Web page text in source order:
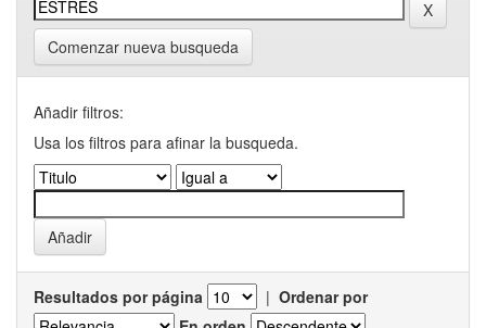
Comenzar nueva busqueda
Añadir filtros:
Usa los filtros para afinar la busqueda.
Resultados por página | Ordenar por